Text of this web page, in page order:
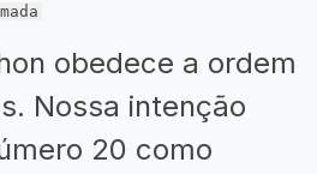
obedece a ordem
Nossa intenção
20 como